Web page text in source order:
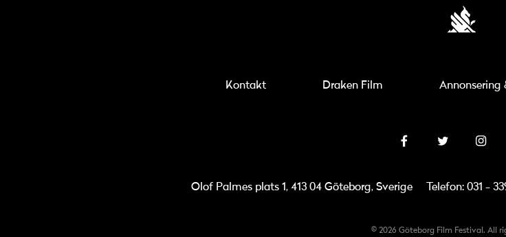
Kontakt Draken Film Annonsering
Olof Palmes plats 1, 413 04 Göteborg, Sverige Telefon: 031 -
© 2026 Göteborg Film Festival. All